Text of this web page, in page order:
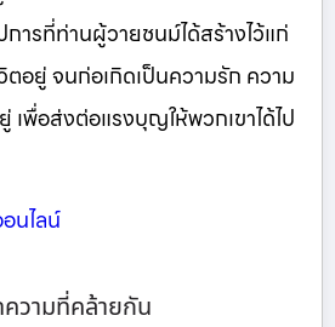
ารที่ท่านผู้วายชนม์ได้สร้างไว้แก่
อยู่ จนก่อเกิดเป็นความรัก ความ
เพื่อส่งต่อแรงบุญให้พวกเขาได้ไป
นไลน์
วามที่คล้ายกัน